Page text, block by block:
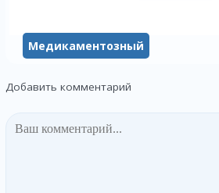
Медикаментозный
Добавить комментарий